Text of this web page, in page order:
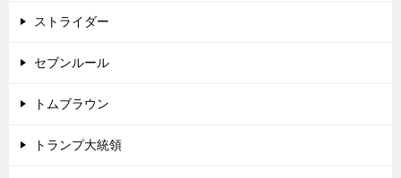
ストライダー
セブンルール
トムブラウン
トランプ大統領